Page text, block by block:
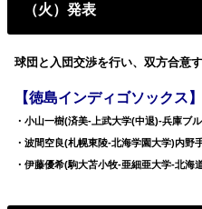
（火）発表
球団と入団交渉を行い、双方合意
【徳島インディゴソックス】
・小山一樹(済美-上武大学(中退)-兵庫ブ
・波間空良(札幌東陵-北海学園大学)内野
・伊藤優希(駒大苫小牧-亜細亜大学-北海